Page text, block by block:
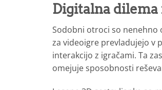
Digitalna
Sodobni otroci so nenehno
za videoigre prevladujejo v
interakcijo z igračami. Ta
omejuje sposobnosti